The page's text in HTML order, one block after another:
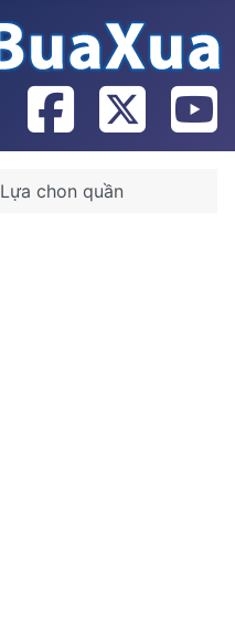
Lựa chon quần